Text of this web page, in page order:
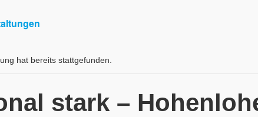
hat bereits stattgefunden.
stark –